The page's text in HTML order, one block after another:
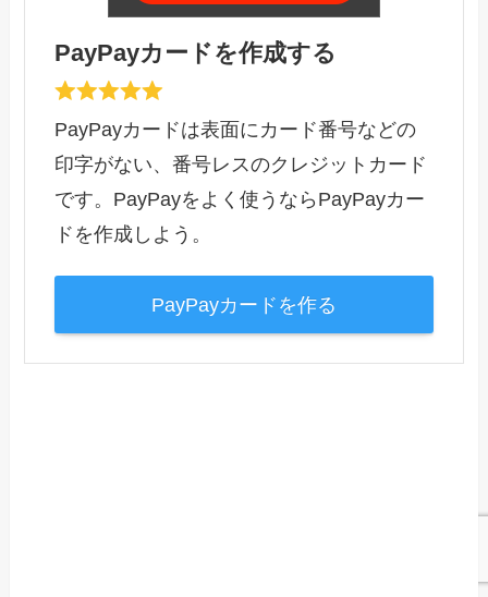
PayPayカードを作成する
PayPayカードは表面にカード番号などの
印字がない、番号レスのクレジットカード
です。PayPayをよく使うならPayPayカー
ドを作成しよう。
PayPayカードを作る